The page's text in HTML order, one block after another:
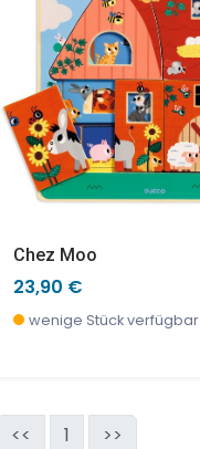
Chez Moo
23,90 €
wenige Stück verfügbar
<< 1 >>